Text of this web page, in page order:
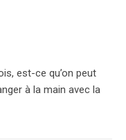
est-ce qu’on peut
à la main avec la